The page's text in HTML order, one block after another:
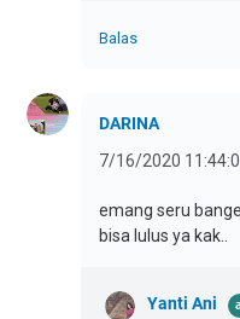
Balas
DARINA
7/16/2020
emang seru
bisa lulus ya kak..
Yanti Ani